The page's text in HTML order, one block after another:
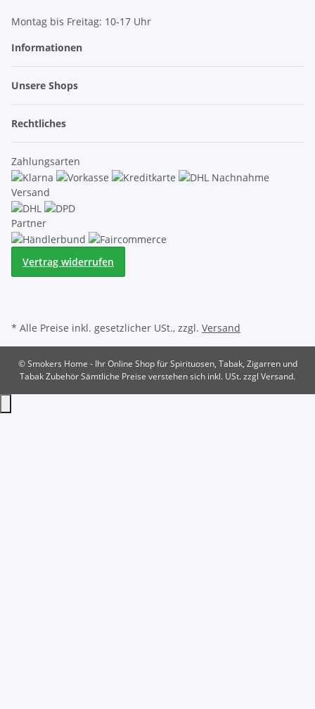
Montag bis Freitag: 10-17 Uhr
Informationen
Unsere Shops
Rechtliches
Zahlungsarten
Versand
Partner
Vertrag widerrufen
* Alle Preise inkl. gesetzlicher USt., zzgl. Versand
© Smokers Home - Ihr Online Shop für Spirituosen, Tabak, Zigarren und
Tabak ZubehörSämtliche Preise verstehen sich inkl. USt. zzgl Versand.